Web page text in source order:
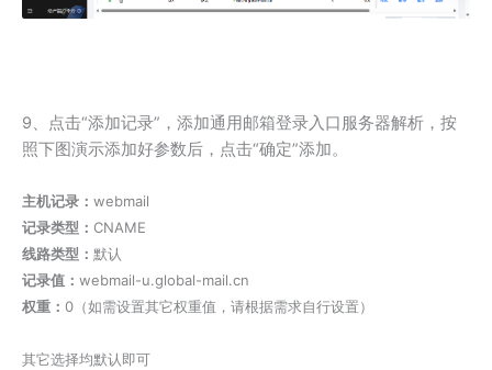
9、点击“添加记录”，添加通用邮箱登录入口服务器解析，按
照下图演示添加好参数后，点击“确定”添加。
主机记录： webmail
记录类型： CNAME
线路类型： 默认
记录值： webmail-u.global-mail.cn
权重： 0（如需设置其它权重值，请根据需求自行设置）
其它选择均默认即可